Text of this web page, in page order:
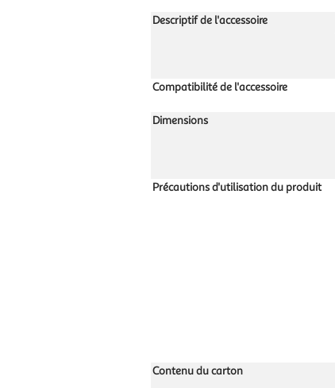
Descriptif de l'accessoire
Compatibilité de l'accessoire
Dimensions
Précautions d'utilisation du produit
Contenu du carton